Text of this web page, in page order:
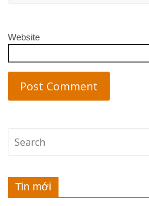
Website
Tin mới